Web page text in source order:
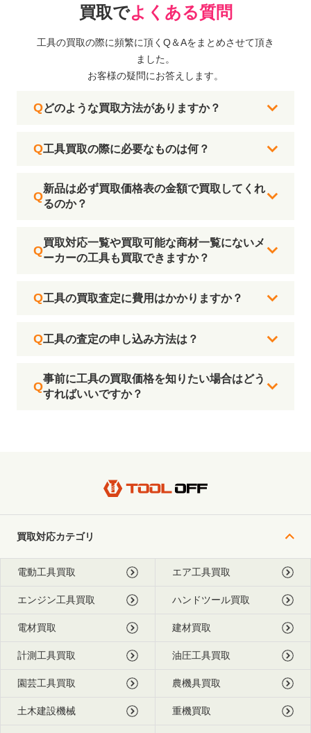
買取でよくある質問
工具の買取の際に頻繁に頂くQ＆Aをまとめさせて頂き
ました。
お客様の疑問にお答えします。
どのような買取方法がありますか？
工具買取の際に必要なものは何？
新品は必ず買取価格表の金額で買取してくれ
るのか？
買取対応一覧や買取可能な商材一覧にないメ
ーカーの工具も買取できますか？
工具の買取査定に費用はかかりますか？
工具の査定の申し込み方法は？
事前に工具の買取価格を知りたい場合はどう
すればいいですか？
買取対応カテゴリ
電動工具買取 エア工具買取
エンジン工具買取 ハンドツール買取
電材買取 建材買取
計測工具買取 油圧工具買取
園芸工具買取 農機具買取
土木建設機械 重機買取